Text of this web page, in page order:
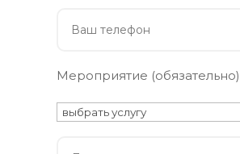
Мероприятие (обязательно)